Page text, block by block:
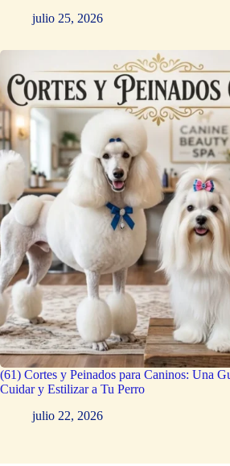
julio 25, 2026
(61) Cortes y Peinados para Caninos: Una
Cuidar y Estilizar a Tu Perro
julio 22, 2026